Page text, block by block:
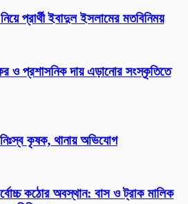
প্রার্থী ইবাদুল ইসলামের মতবিনিময়
ও প্রশাসনিক দায় এড়ানোর সংস্কৃতিতে
কৃষক, থানায় অভিযোগ
কঠোর অবস্থান: বাস ও ট্রাক মালিক